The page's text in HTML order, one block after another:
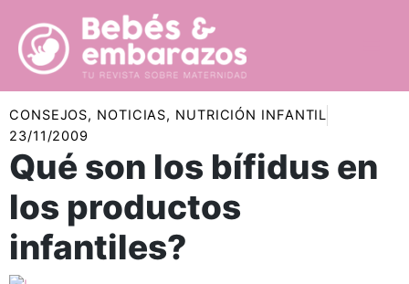
contenido
CONSEJOS, NOTICIAS, NUTRICIÓN INFANTIL
23/11/2009
Qué son los bífidus en
los productos
infantiles?